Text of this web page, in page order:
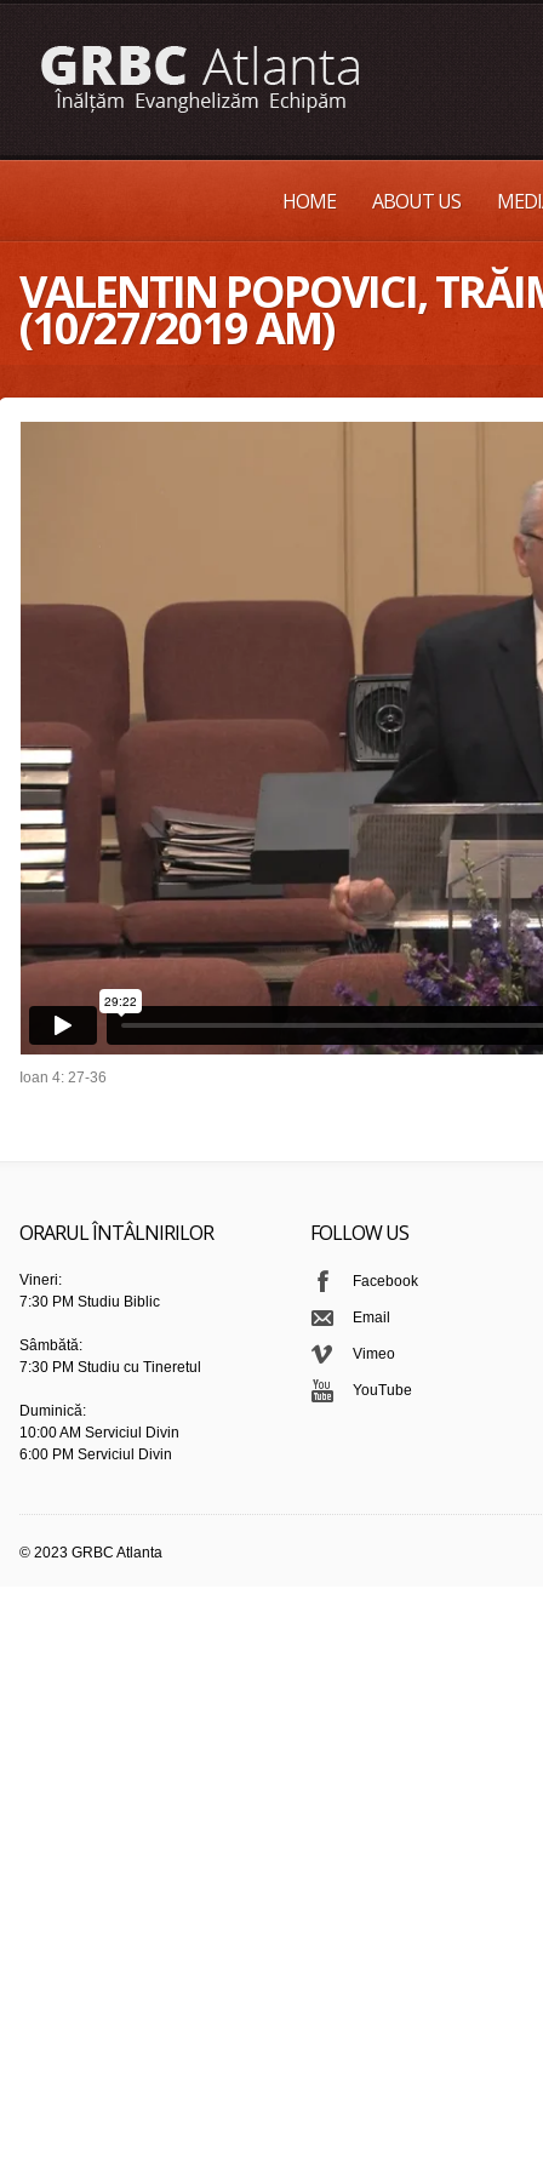
HOME ABOUT US
VALENTIN POPOVICI,
(10/27/2019 AM)
Ioan 4: 27-36
ORARUL ÎNTÂLNIRILOR
Vineri:
7:30 PM Studiu Biblic
Sâmbătă:
7:30 PM Studiu cu Tineretul
Duminică:
10:00 AM Serviciul Divin
6:00 PM Serviciul Divin
FOLLOW US
Facebook
Email
Vimeo
YouTube
© 2023 GRBC Atlanta